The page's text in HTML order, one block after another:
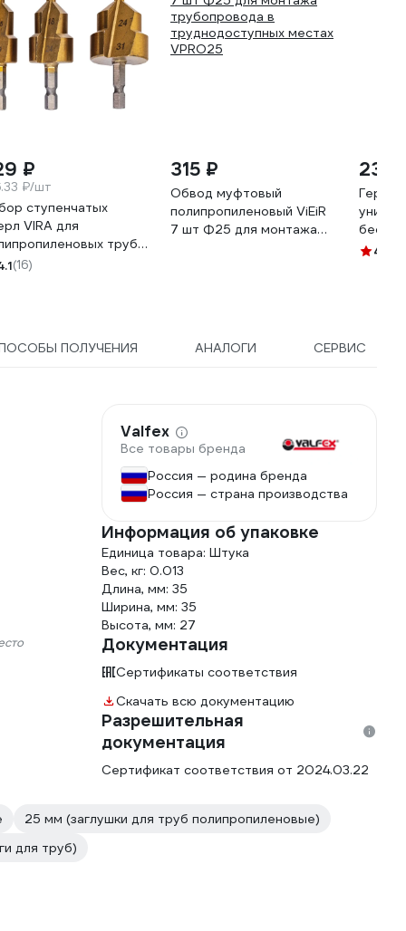
₽
₽/шт
ступенчатых
VIRA для
труб
18-24 24-31 мм
(16)
315 ₽
Обвод муфтовый
полипропиленовый ViEiR
7 шт Ф25 для монтажа
233
4.5
ПОЛУЧЕНИЯ АНАЛОГИ СЕРВИС
Valfex
Все товары бренда
Россия — родина бренда
Россия — страна производства
Информация об упаковке
Единица товара: Штука
Вес, кг: 0.013
Длина, мм: 35
Ширина, мм: 35
Высота, мм: 27
Документация
Сертификаты соответствия
Скачать всю документацию
Разрешительная
документация
Сертификат соответствия от 2024.03.22
25 мм (заглушки для труб полипропиленовые)
для труб)